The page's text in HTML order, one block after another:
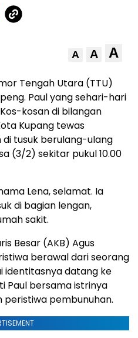
A A A
Tengah Utara (TTU)
Paul yang sehari-hari
kosan di bilangan
Kupang tewas
tusuk berulang-ulang
(3/2) sekitar pukul 10.00
Lena, selamat. Ia
di bagian lengan,
sakit.
Besar (AKB) Agus
berawal dari seorang
identitasnya datang ke
Paul bersama istrinya
pembunuhan.